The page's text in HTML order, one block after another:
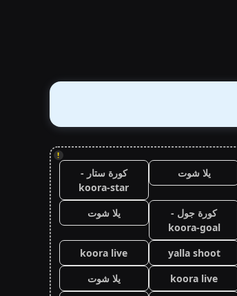
!
يلا شوت
كورة ستار -
koora-star
كورة جول -
koora-goal
يلا شوت
yalla shoot
koora live
koora live
يلا شوت